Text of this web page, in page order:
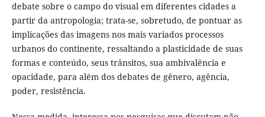
debate sobre o campo do visual em diferentes cidades a
partir da antropologia; trata-se, sobretudo, de pontuar as
implicações das imagens nos mais variados processos
urbanos do continente, ressaltando a plasticidade de suas
formas e conteúdo, seus trânsitos, sua ambivalência e
opacidade, para além dos debates de gênero, agência,
poder, resistência.